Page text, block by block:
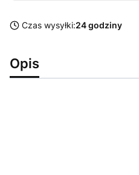
Czas wysyłki:24 godziny
Opis